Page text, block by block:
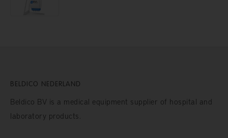
BELDICO NEDERLAND
Beldico BV is a medical equipment supplier of hospital and
laboratory products.